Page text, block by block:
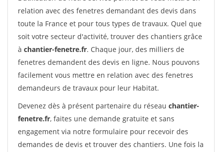
relation avec des fenetres demandant des devis dans
toute la France et pour tous types de travaux. Quel que
soit votre secteur d'activité, trouver des chantiers grâce
à chantier-fenetre.fr. Chaque jour, des milliers de
fenetres demandent des devis en ligne. Nous pouvons
facilement vous mettre en relation avec des fenetres
demandeurs de travaux pour leur Habitat.
Devenez dès à présent partenaire du réseau chantier-
fenetre.fr, faites une demande gratuite et sans
engagement via notre formulaire pour recevoir des
demandes de devis et trouver des chantiers. Une fois la